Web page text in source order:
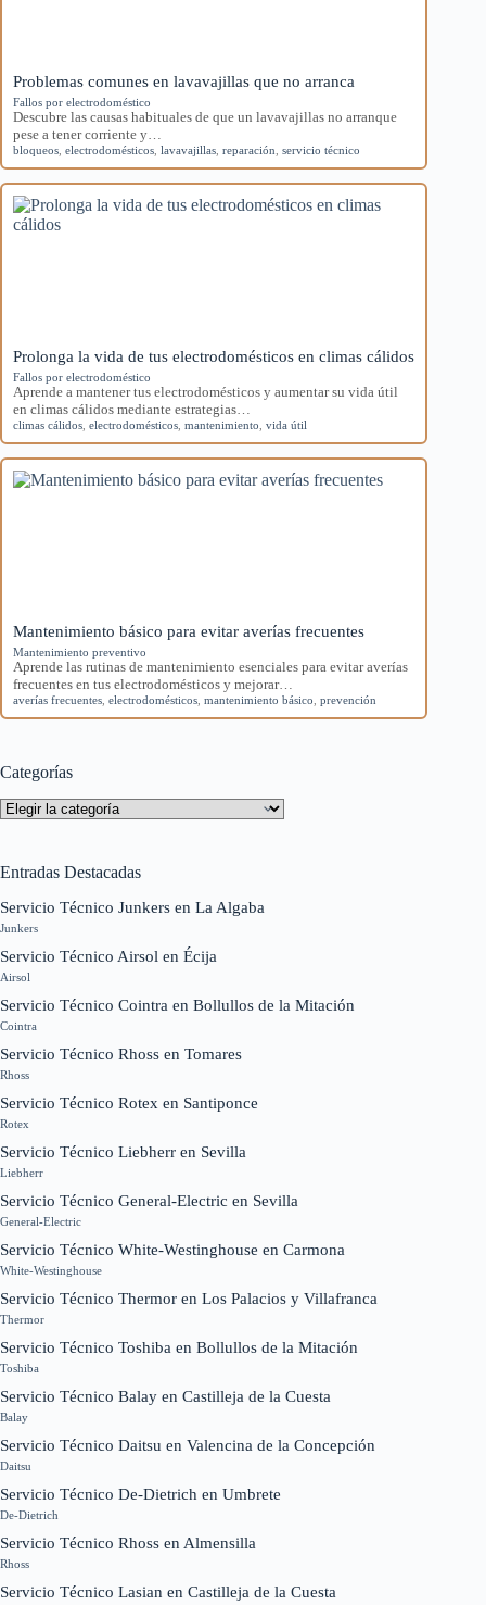
Problemas comunes en lavavajillas que no arranca
Fallos por electrodoméstico
Descubre las causas habituales de que un lavavajillas no arranque
pese a tener corriente y…
bloqueos electrodomésticos lavavajillas reparación servicio técnico
Prolonga la vida de tus electrodomésticos en climas cálidos
Fallos por electrodoméstico
Aprende a mantener tus electrodomésticos y aumentar su vida útil
en climas cálidos mediante estrategias…
climas cálidos electrodomésticos mantenimiento vida útil
Mantenimiento básico para evitar averías frecuentes
Mantenimiento preventivo
Aprende las rutinas de mantenimiento esenciales para evitar averías
frecuentes en tus electrodomésticos y mejorar…
averías frecuentes electrodomésticos mantenimiento básico prevención
Categorías
Categorías
Entradas Destacadas
Servicio Técnico Junkers en La Algaba
Junkers
Servicio Técnico Airsol en Écija
Airsol
Servicio Técnico Cointra en Bollullos de la Mitación
Cointra
Servicio Técnico Rhoss en Tomares
Rhoss
Servicio Técnico Rotex en Santiponce
Rotex
Servicio Técnico Liebherr en Sevilla
Liebherr
Servicio Técnico General-Electric en Sevilla
General-Electric
Servicio Técnico White-Westinghouse en Carmona
White-Westinghouse
Servicio Técnico Thermor en Los Palacios y Villafranca
Thermor
Servicio Técnico Toshiba en Bollullos de la Mitación
Toshiba
Servicio Técnico Balay en Castilleja de la Cuesta
Balay
Servicio Técnico Daitsu en Valencina de la Concepción
Daitsu
Servicio Técnico De-Dietrich en Umbrete
De-Dietrich
Servicio Técnico Rhoss en Almensilla
Rhoss
Servicio Técnico Lasian en Castilleja de la Cuesta